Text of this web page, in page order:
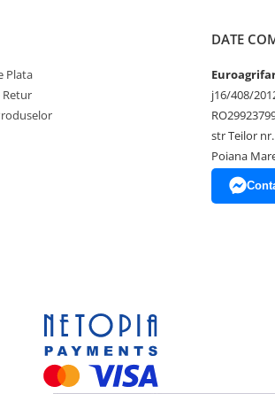
Plata
Retur
DATE
j16/408/
str Teilor
Poiana